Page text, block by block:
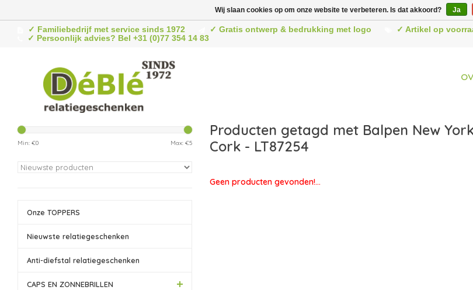
✓ Familiebedrijf met service sinds 1972 ✓ Gratis ontwerp & bedrukking met logo
✓ Artikel op
✓ Persoonlijk advies? Bel +31 (0)77 354 14 83
Min: €0 Max: €5
Onze TOPPERS
Nieuwste relatiegeschenken
Anti-diefstal relatiegeschenken
CAPS EN ZONNEBRILLEN
Producten getagd met Balpen New
Cork - LT87254
Geen producten gevonden!...
Wij slaan cookies op om onze website te verbeteren. Is dat akkoord? Ja